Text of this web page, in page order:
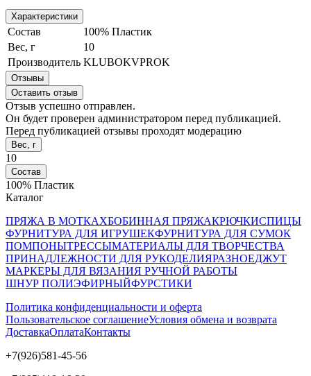
Характеристики
Состав
100% Пластик
Вес, г
10
Производитель KLUBOKVPROK
Отзывы
Оставить отзыв
Отзыв успешно отправлен.
Он будет проверен администратором перед публикацией.
Перед публикацией отзывы проходят модерацию
Вес, г
10
Состав
100% Пластик
Каталог
ПРЯЖА В МОТКАХБОБИННАЯ ПРЯЖАКРЮЧКИСПИЦЫ
ФУРНИТУРА ДЛЯ ИГРУШЕКФУРНИТУРА ДЛЯ СУМОК
ПОМПОНЫТРЕССЫМАТЕРИАЛЫ ДЛЯ ТВОРЧЕСТВА
ПРИНАДЛЕЖНОСТИ ДЛЯ РУКОДЕЛИЯРАЗНОЕДЖУТ
МАРКЕРЫ ДЛЯ ВЯЗАНИЯ РУЧНОЙ РАБОТЫ
ШНУР ПОЛИЭФИРНЫЙФУРСТИКИ
Политика конфиденциальности и оферта
Пользовательское соглашениеУсловия обмена и возврата
ДоставкаОплатаКонтакты
+7(926)581-45-56